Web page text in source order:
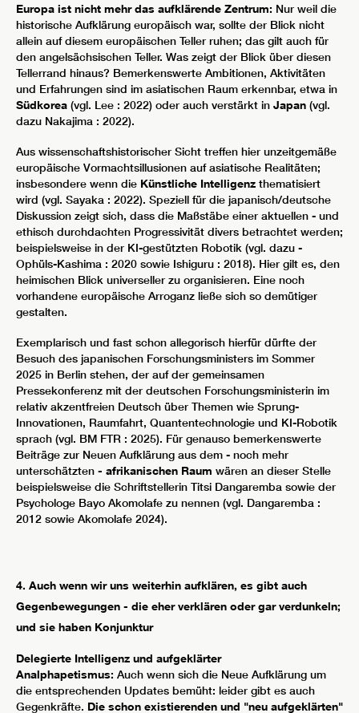
Europa ist nicht mehr das aufklärende Zentrum: Nur weil die
historische Aufklärung europäisch war, sollte der Blick nicht
allein auf diesem europäischen Teller ruhen; das gilt auch für
den angelsächsischen Teller. Was zeigt der Blick über diesen
Tellerrand hinaus? Bemerkenswerte Ambitionen, Aktivitäten
und Erfahrungen sind im asiatischen Raum erkennbar, etwa in
Südkorea (vgl. Lee : 2022) oder auch verstärkt in Japan (vgl.
dazu Nakajima : 2022).
Aus wissenschaftshistorischer Sicht treffen hier unzeitgemäße
europäische Vormachtsillusionen auf asiatische Realitäten;
insbesondere wenn die Künstliche Intelligenz thematisiert
wird (vgl. Sayaka : 2022). Speziell für die japanisch/deutsche
Diskussion zeigt sich, dass die Maßstäbe einer aktuellen - und
ethisch durchdachten Progressivität divers betrachtet werden;
beispielsweise in der KI-gestützten Robotik (vgl. dazu -
Ophüls-Kashima : 2020 sowie Ishiguru : 2018). Hier gilt es, den
heimischen Blick universeller zu organisieren. Eine noch
vorhandene europäische Arroganz ließe sich so demütiger
gestalten.
Exemplarisch und fast schon allegorisch hierfür dürfte der
Besuch des japanischen Forschungsministers im Sommer
2025 in Berlin stehen, der auf der gemeinsamen
Pressekonferenz mit der deutschen Forschungsministerin im
relativ akzentfreien Deutsch über Themen wie Sprung-
Innovationen, Raumfahrt, Quantentechnologie und KI-Robotik
sprach (vgl. BM FTR : 2025). Für genauso bemerkenswerte
Beiträge zur Neuen Aufklärung aus dem - noch mehr
unterschätzten - afrikanischen Raum wären an dieser Stelle
beispielsweise die Schriftstellerin Titsi Dangaremba sowie der
Psychologe Bayo Akomolafe zu nennen (vgl. Dangaremba :
2012 sowie Akomolafe 2024).
4. Auch wenn wir uns weiterhin aufklären, es gibt auch
Gegenbewegungen - die eher verklären oder gar verdunkeln;
und sie haben Konjunktur
Delegierte Intelligenz und aufgeklärter
Analphapetismus: Auch wenn sich die Neue Aufklärung um
die entsprechenden Updates bemüht: leider gibt es auch
Gegenkräfte. Die schon existierenden und "neu aufgeklärten"